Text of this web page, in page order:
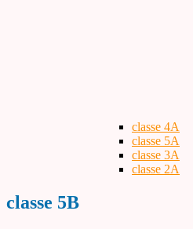
classe 4A
classe 5A
classe 3A
classe 2A
classe 5B